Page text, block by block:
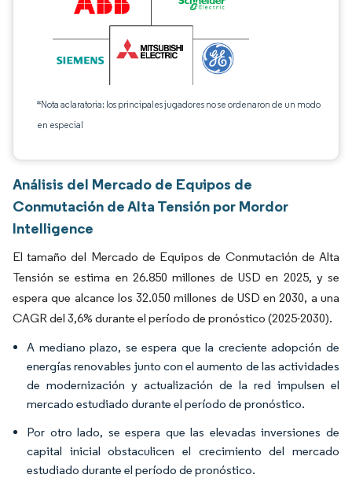
*Nota aclaratoria: los principales jugadores no se ordenaron de un modo
en especial
Análisis del Mercado de Equipos de
Conmutación de Alta Tensión por Mordor
Intelligence
El tamaño del Mercado de Equipos de Conmutación de Alta
Tensión se estima en 26.850 millones de USD en 2025, y se
espera que alcance los 32.050 millones de USD en 2030, a una
CAGR del 3,6% durante el período de pronóstico (2025-2030).
A mediano plazo, se espera que la creciente adopción de
energías renovables junto con el aumento de las actividades
de modernización y actualización de la red impulsen el
mercado estudiado durante el período de pronóstico.
Por otro lado, se espera que las elevadas inversiones de
capital inicial obstaculicen el crecimiento del mercado
estudiado durante el período de pronóstico.